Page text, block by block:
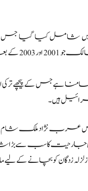
شامل کیا گیا جس سے
متاثرین کی
ہے جس کے پیچھے
ہیں۔
عرب نژاد ملک شام
کا سب سے بڑا
بچانے کے لیے ماہرین